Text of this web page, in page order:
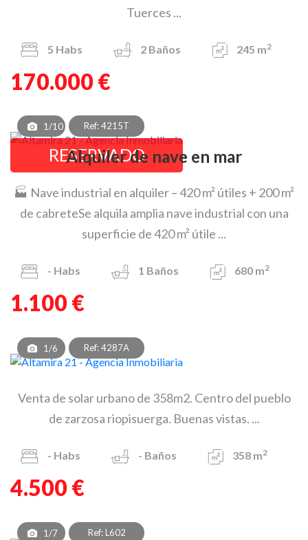
Tuerces ...
5 Habs 2 Baños 245 m2
170.000 €
1/10 Ref: 4215T
RESERVADO
Alquiler de nave en mar
🏭 Nave industrial en alquiler – 420 m² útiles + 200 m²
de cabreteSe alquila amplia nave industrial con una
superficie de 420 m² útile ...
- Habs 1 Baños 680 m2
1.100 €
1/6 Ref: 4287A
Venta de solar urbano de 358m2. Centro del pueblo
de zarzosa riopisuerga. Buenas vistas. ...
- Habs - Baños 358 m2
4.500 €
1/7 Ref: L602